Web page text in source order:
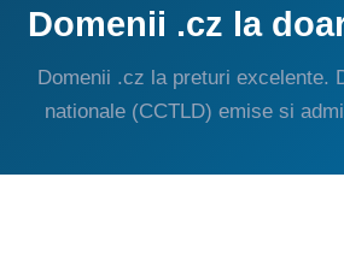
Domenii .cz la
Domenii .cz la preturi excelente.
nationale (CCTLD) emise si